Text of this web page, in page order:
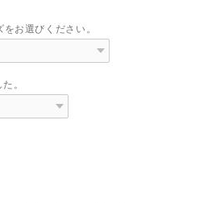
お選びください。
。